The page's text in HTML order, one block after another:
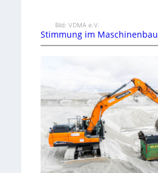
Bild: VDMA e.V.
Stimmung im Maschinenbau